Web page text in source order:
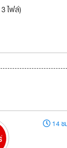
ไฟล์)
14 ช